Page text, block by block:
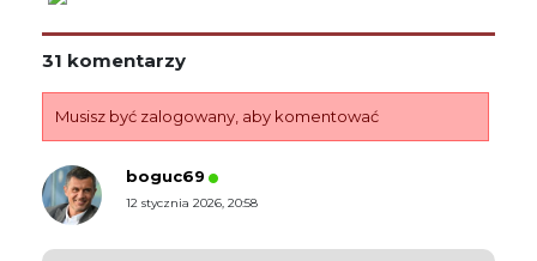
31 komentarzy
Musisz być zalogowany, aby komentować
boguc69
12 stycznia 2026, 20:58